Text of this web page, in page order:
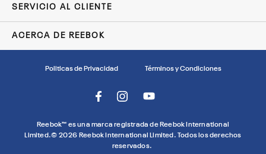
SERVICIO AL CLIENTE
ACERCA DE REEBOK
Reebok™ es una marca registrada de Reebok International
Reebok International Limited. Todos los derechos